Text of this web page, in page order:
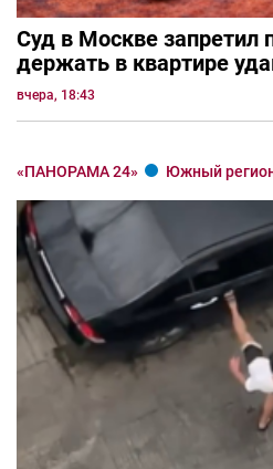
Суд в Москве запретил
держать в квартире
вчера, 18:43
«ПАНОРАМА 24» Южный